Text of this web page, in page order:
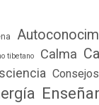
tibetano Calma
Consejos